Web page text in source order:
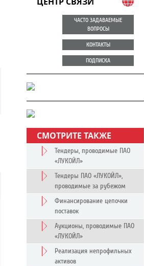
ЧАСТО ЗАДАВАЕМЫЕ
ВОПРОСЫ
КОНТАКТЫ
ПОДПИСКА
СМОТРИТЕ ТАКЖЕ
Тендеры, проводимые ПАО
«ЛУКОЙЛ»
Тендеры ПАО «ЛУКОЙЛ»,
проводимые за рубежом
Финансирование цепочки
поставок
Аукционы, проводимые ПАО
«ЛУКОЙЛ»
Реализация непрофильных
активов